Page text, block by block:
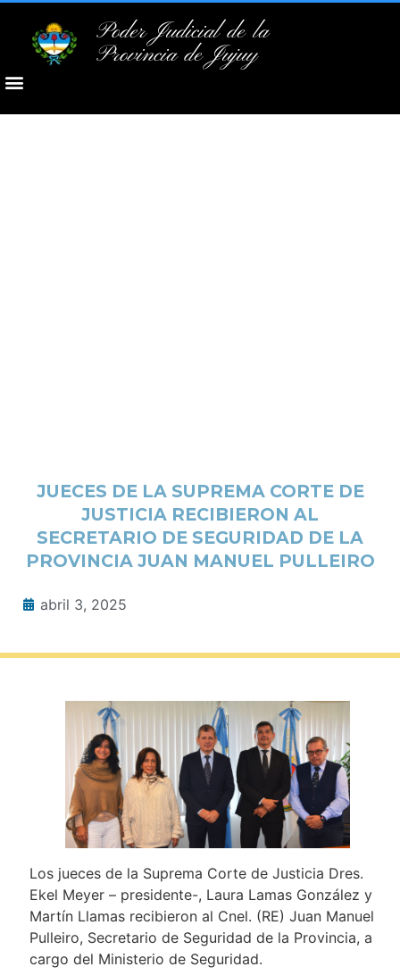
Poder Judicial de la
Provincia de Jujuy
JUECES DE LA SUPREMA CORTE DE
JUSTICIA RECIBIERON AL
SECRETARIO DE SEGURIDAD DE LA
PROVINCIA JUAN MANUEL PULLEIRO
abril 3, 2025
Los jueces de la Suprema Corte de Justicia Dres.
Ekel Meyer – presidente-, Laura Lamas González y
Martín Llamas recibieron al Cnel. (RE) Juan Manuel
Pulleiro, Secretario de Seguridad de la Provincia, a
cargo del Ministerio de Seguridad.